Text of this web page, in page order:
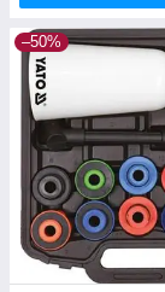
–50%